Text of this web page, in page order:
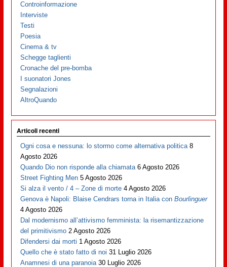
Controinformazione
Interviste
Testi
Poesia
Cinema & tv
Schegge taglienti
Cronache del pre-bomba
I suonatori Jones
Segnalazioni
AltroQuando
Articoli recenti
Ogni cosa e nessuna: lo stormo come alternativa politica 8
Agosto 2026
Quando Dio non risponde alla chiamata 6 Agosto 2026
Street Fighting Men 5 Agosto 2026
Si alza il vento / 4 – Zone di morte 4 Agosto 2026
Genova è Napoli: Blaise Cendrars torna in Italia conBourlinguer
4 Agosto 2026
Dal modernismo all’attivismo femminista: la risemantizzazione
del primitivismo 2 Agosto 2026
Difendersi dai morti 1 Agosto 2026
Quello che è stato fatto di noi 31 Luglio 2026
Anamnesi di una paranoia 30 Luglio 2026